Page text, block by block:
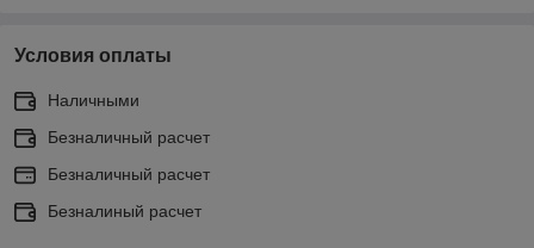
Условия оплаты
Наличными
Безналичный расчет
Безналичный расчет
Безналиный расчет